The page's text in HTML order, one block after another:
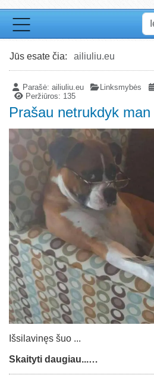
Jūs esate čia: ailiuliu.eu
Parašė:ailiuliu.eu Linksmybės
Peržiūros: 135
Prašau netrukdyk
Išsilavinęs šuo ...
Skaityti daugiau...…